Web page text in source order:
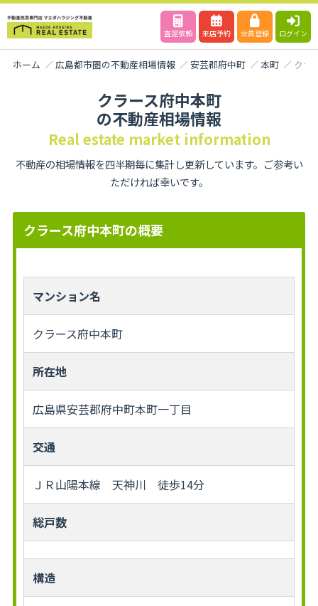
査定依頼 来店予約 会員登録 ログイン
ホーム 広島都市圏の不動産相場情報 安芸郡府中町 本町 クラ
クラース府中本町
の不動産相場情報
Real estate market information
不動産の相場情報を四半期毎に集計し更新しています。ご参考い
ただければ幸いです。
クラース府中本町の概要
マンション名
クラース府中本町
所在地
広島県安芸郡府中町本町一丁目
交通
ＪＲ山陽本線 天神川 徒歩14分
総戸数
構造